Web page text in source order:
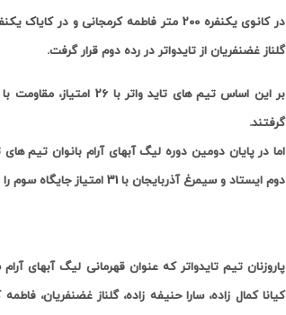
گلناز غضنفریان از تایدواتر در رده دوم قرار گرفت.
گرفتند.
دوم ایستاد و سیمرغ آذربایجان با 31 امتیاز جایگاه سوم را از آن خود کرد
پاروزنان تیم تایدواتر که عنوان قهرمانی لیگ آبهای
کیانا کمال زاده، سارا حنیفه زاده، گلناز غضنفریان،